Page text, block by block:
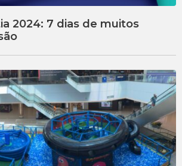
2024: 7 dias de muitos